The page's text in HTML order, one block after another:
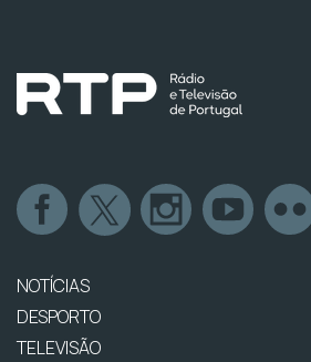
NOTÍCIAS
DESPORTO
TELEVISÃO